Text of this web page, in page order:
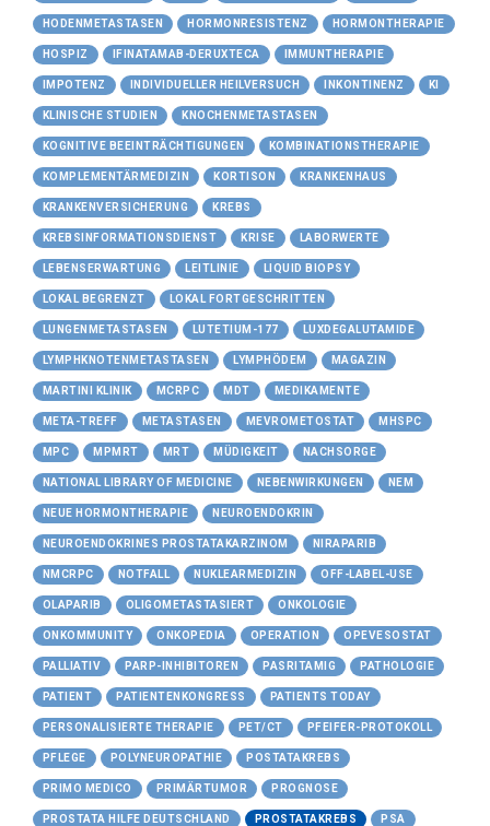
HODENMETASTASEN HORMONRESISTENZ HORMONTHERAPIE
HOSPIZ IFINATAMAB-DERUXTECA IMMUNTHERAPIE
IMPOTENZ INDIVIDUELLER HEILVERSUCH INKONTINENZ KI
KLINISCHE STUDIEN KNOCHENMETASTASEN
KOGNITIVE BEEINTRÄCHTIGUNGEN KOMBINATIONSTHERAPIE
KOMPLEMENTÄRMEDIZIN KORTISON KRANKENHAUS
KRANKENVERSICHERUNG KREBS
KREBSINFORMATIONSDIENST KRISE LABORWERTE
LEBENSERWARTUNG LEITLINIE LIQUID BIOPSY
LOKAL BEGRENZT LOKAL FORTGESCHRITTEN
LUNGENMETASTASEN LUTETIUM-177 LUXDEGALUTAMIDE
LYMPHKNOTENMETASTASEN LYMPHÖDEM MAGAZIN
MARTINI KLINIK MCRPC MDT MEDIKAMENTE
META-TREFF METASTASEN MEVROMETOSTAT MHSPC
MPC MPMRT MRT MÜDIGKEIT NACHSORGE
NATIONAL LIBRARY OF MEDICINE NEBENWIRKUNGEN NEM
NEUE HORMONTHERAPIE NEUROENDOKRIN
NEUROENDOKRINES PROSTATAKARZINOM NIRAPARIB
NMCRPC NOTFALL NUKLEARMEDIZIN OFF-LABEL-USE
OLAPARIB OLIGOMETASTASIERT ONKOLOGIE
ONKOMMUNITY ONKOPEDIA OPERATION OPEVESOSTAT
PALLIATIV PARP-INHIBITOREN PASRITAMIG PATHOLOGIE
PATIENT PATIENTENKONGRESS PATIENTS TODAY
PERSONALISIERTE THERAPIE PET/CT PFEIFER-PROTOKOLL
PFLEGE POLYNEUROPATHIE POSTATAKREBS
PRIMO MEDICO PRIMÄRTUMOR PROGNOSE
PROSTATA HILFE DEUTSCHLAND PROSTATAKREBS PSA